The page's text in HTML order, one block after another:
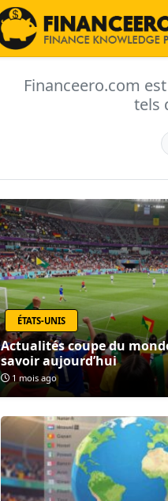
Financeero.com
tels
ÉTATS-UNIS
Actualités coupe du
savoir aujourd’hui
1 mois ago